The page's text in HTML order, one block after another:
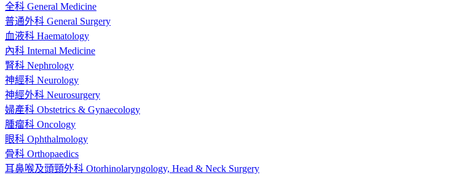
全科 General Medicine
普通外科 General Surgery
血液科 Haematology
內科 Internal Medicine
腎科 Nephrology
神經科 Neurology
神經外科 Neurosurgery
婦產科 Obstetrics & Gynaecology
腫瘤科 Oncology
眼科 Ophthalmology
骨科 Orthopaedics
耳鼻喉及頭頸外科 Otorhinolaryngology, Head & Neck Surgery